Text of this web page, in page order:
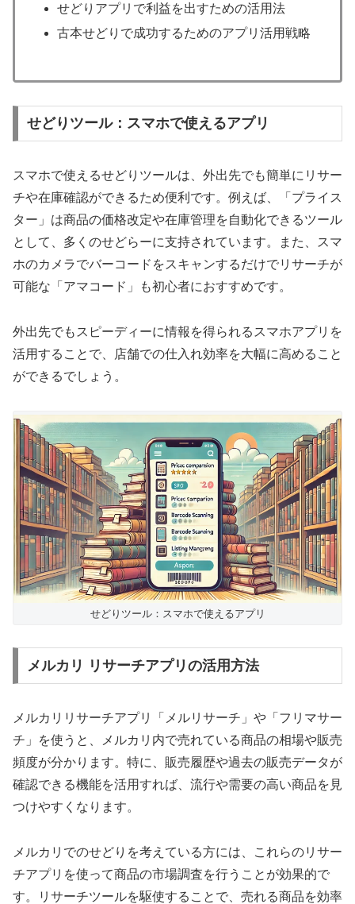
せどりアプリで利益を出すための活用法
古本せどりで成功するためのアプリ活用戦略
せどりツール：スマホで使えるアプリ
スマホで使えるせどりツールは、外出先でも簡単にリサー
チや在庫確認ができるため便利です。例えば、「プライス
ター」は商品の価格改定や在庫管理を自動化できるツール
として、多くのせどらーに支持されています。また、スマ
ホのカメラでバーコードをスキャンするだけでリサーチが
可能な「アマコード」も初心者におすすめです。
外出先でもスピーディーに情報を得られるスマホアプリを
活用することで、店舗での仕入れ効率を大幅に高めること
ができるでしょう。
せどりツール：スマホで使えるアプリ
メルカリ リサーチアプリの活用方法
メルカリリサーチアプリ「メルリサーチ」や「フリマサー
チ」を使うと、メルカリ内で売れている商品の相場や販売
頻度が分かります。特に、販売履歴や過去の販売データが
確認できる機能を活用すれば、流行や需要の高い商品を見
つけやすくなります。
メルカリでのせどりを考えている方には、これらのリサー
チアプリを使って商品の市場調査を行うことが効果的で
す。リサーチツールを駆使することで、売れる商品を効率